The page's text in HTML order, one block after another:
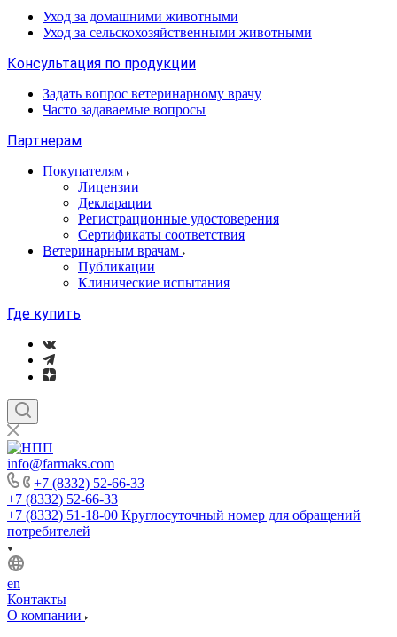
Уход за домашними животными
Уход за сельскохозяйственными животными
Консультация по продукции
Задать вопрос ветеринарному врачу
Часто задаваемые вопросы
Партнерам
Покупателям
Лицензии
Декларации
Регистрационные удостоверения
Сертификаты соответствия
Ветеринарным врачам
Публикации
Клинические испытания
Где купить
info@farmaks.com
+7 (8332) 52-66-33
+7 (8332) 52-66-33
+7 (8332) 51-18-00 Круглосуточный номер для обращений
потребителей
en
Контакты
О компании